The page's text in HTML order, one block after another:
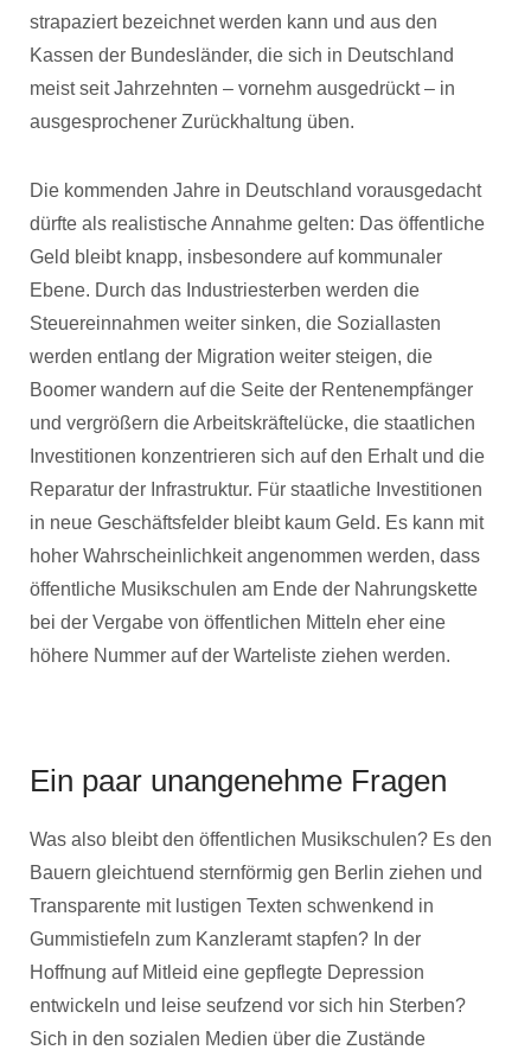
strapaziert bezeichnet werden kann und aus den
Kassen der Bundesländer, die sich in Deutschland
meist seit Jahrzehnten – vornehm ausgedrückt – in
ausgesprochener Zurückhaltung üben.
Die kommenden Jahre in Deutschland vorausgedacht
dürfte als realistische Annahme gelten: Das öffentliche
Geld bleibt knapp, insbesondere auf kommunaler
Ebene. Durch das Industriesterben werden die
Steuereinnahmen weiter sinken, die Soziallasten
werden entlang der Migration weiter steigen, die
Boomer wandern auf die Seite der Rentenempfänger
und vergrößern die Arbeitskräftelücke, die staatlichen
Investitionen konzentrieren sich auf den Erhalt und die
Reparatur der Infrastruktur. Für staatliche Investitionen
in neue Geschäftsfelder bleibt kaum Geld. Es kann mit
hoher Wahrscheinlichkeit angenommen werden, dass
öffentliche Musikschulen am Ende der Nahrungskette
bei der Vergabe von öffentlichen Mitteln eher eine
höhere Nummer auf der Warteliste ziehen werden.
Ein paar unangenehme Fragen
Was also bleibt den öffentlichen Musikschulen? Es den
Bauern gleichtuend sternförmig gen Berlin ziehen und
Transparente mit lustigen Texten schwenkend in
Gummistiefeln zum Kanzleramt stapfen? In der
Hoffnung auf Mitleid eine gepflegte Depression
entwickeln und leise seufzend vor sich hin Sterben?
Sich in den sozialen Medien über die Zustände